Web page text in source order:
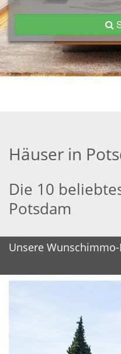
Häuser in
Die 10
Potsdam
Unsere